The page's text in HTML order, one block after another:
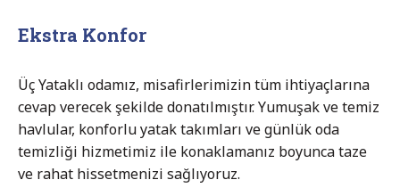
Ekstra Konfor
Üç Yataklı odamız, misafirlerimizin tüm ihtiyaçlarına
cevap verecek şekilde donatılmıştır. Yumuşak ve temiz
havlular, konforlu yatak takımları ve günlük oda
temizliği hizmetimiz ile konaklamanız boyunca taze
ve rahat hissetmenizi sağlıyoruz.